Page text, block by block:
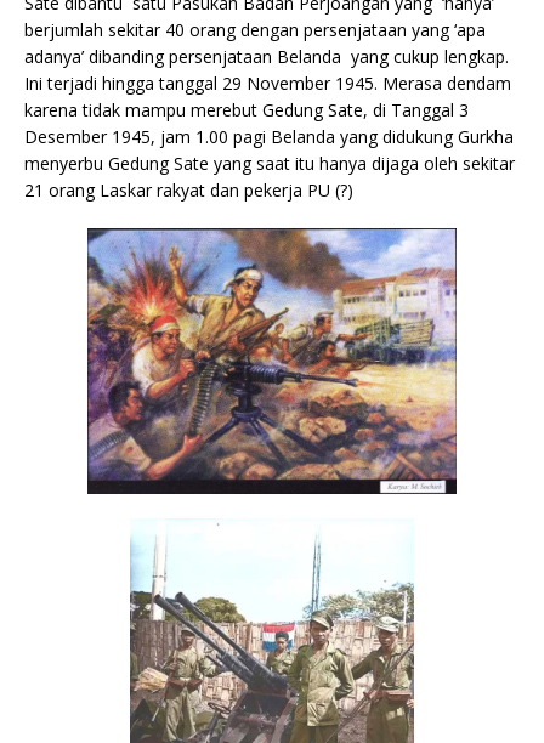
berjumlah sekitar 40 orang dengan persenjataan yang ‘apa
adanya’ dibanding persenjataan Belanda yang cukup lengkap.
Ini terjadi hingga tanggal 29 November 1945. Merasa dendam
karena tidak mampu merebut Gedung Sate, di Tanggal 3
Desember 1945, jam 1.00 pagi Belanda yang didukung Gurkha
menyerbu Gedung Sate yang saat itu hanya dijaga oleh sekitar
21 orang Laskar rakyat dan pekerja PU (?)